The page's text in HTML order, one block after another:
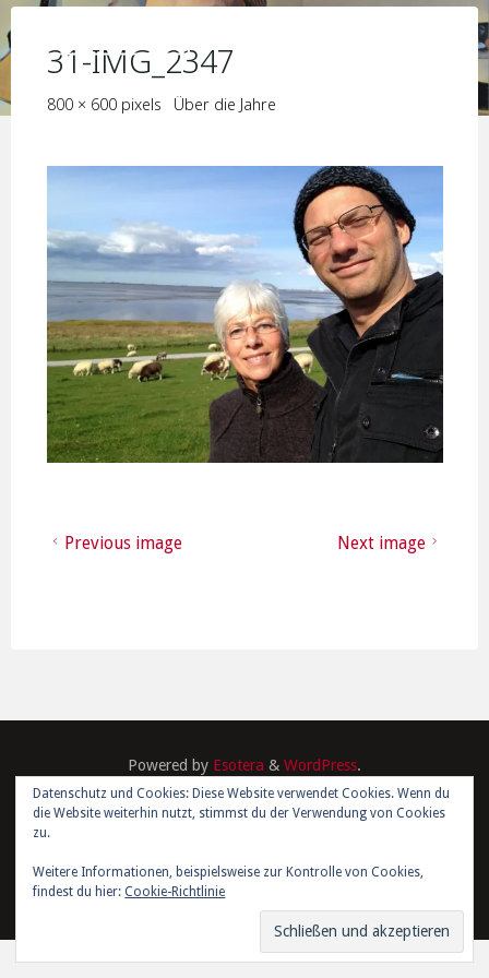
Skip
to
content31-IMG_2347
Full
800 × 600 pixels Über die Jahre
Previous image Next image
Powered by Esotera & WordPress.
©2026 Kim Joris Boström
Datenschutz und Cookies: Diese Website verwendet Cookies. Wenn du
die Website weiterhin nutzt, stimmst du der Verwendung von Cookies
zu.
Weitere Informationen, beispielsweise zur Kontrolle von Cookies,
findest du hier:Cookie-Richtlinie